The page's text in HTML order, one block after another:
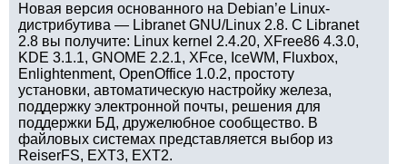
Новая версия основанного на Debian’е Linux-
дистрибутива — Libranet GNU/Linux 2.8. С Libranet
2.8 вы получите: Linux kernel 2.4.20, XFree86 4.3.0,
KDE 3.1.1, GNOME 2.2.1, XFce, IceWM, Fluxbox,
Enlightenment, OpenOffice 1.0.2, простоту
установки, автоматическую настройку железа,
поддержку электронной почты, решения для
поддержки БД, дружелюбное сообщество. В
файловых системах представляется выбор из
ReiserFS, EXT3, EXT2.